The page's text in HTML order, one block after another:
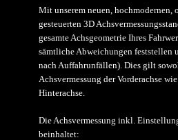
Mit unserem neuen, hochmodernen,
gesteuerten 3D
gesamte Achsgeometrie Ihres
sämtliche Abweichungen feststellen
nach Auffahrunfällen). Dies gilt
Achsvermessung der Vorderachse
Hinterachse.
Die Achsvermessung inkl.
beinhaltet: